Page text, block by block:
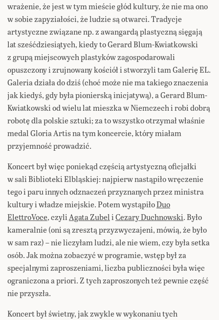
wrażenie, że jest w tym mieście głód kultury, że nie ma ono
w sobie zapyziałości, że ludzie są otwarci. Tradycje
artystyczne związane np. z awangardą plastyczną sięgają
lat sześćdziesiątych, kiedy to Gerard Blum-Kwiatkowski
z grupą miejscowych plastyków zagospodarowali
opuszczony i zrujnowany kościół i stworzyli tam Galerię EL.
Galeria działa do dziś (choć może nie ma takiego znaczenia
jak kiedyś, gdy była pionierską inicjatywą), a Gerard Blum-
Kwiatkowski od wielu lat mieszka w Niemczech i robi dobrą
robotę dla polskie sztuki; za to wszystko otrzymał właśnie
medal Gloria Artis na tym koncercie, który miałam
przyjemność prowadzić.
Koncert był więc poniekąd częścią artystyczną oficjałki
w sali Biblioteki Elbląskiej: najpierw nastąpiło wręczenie
tego i paru innych odznaczeń przyznanych przez ministra
kultury i władze miejskie. Potem wystąpiłoDuo
ElettroVoce, czyliAgata ZubeliCezary Duchnowski. Było
kameralnie (oni są zresztą przyzwyczajeni, mówią, że było
w sam raz) – nie liczyłam ludzi, ale nie wiem, czy była setka
osób. Jak można zobaczyć w programie, wstęp był za
specjalnymi zaproszeniami, liczba publiczności była więc
ograniczona a priori. Z tych zaproszonych też pewnie część
nie przyszła.
Koncert był świetny, jak zwykle w wykonaniu tych